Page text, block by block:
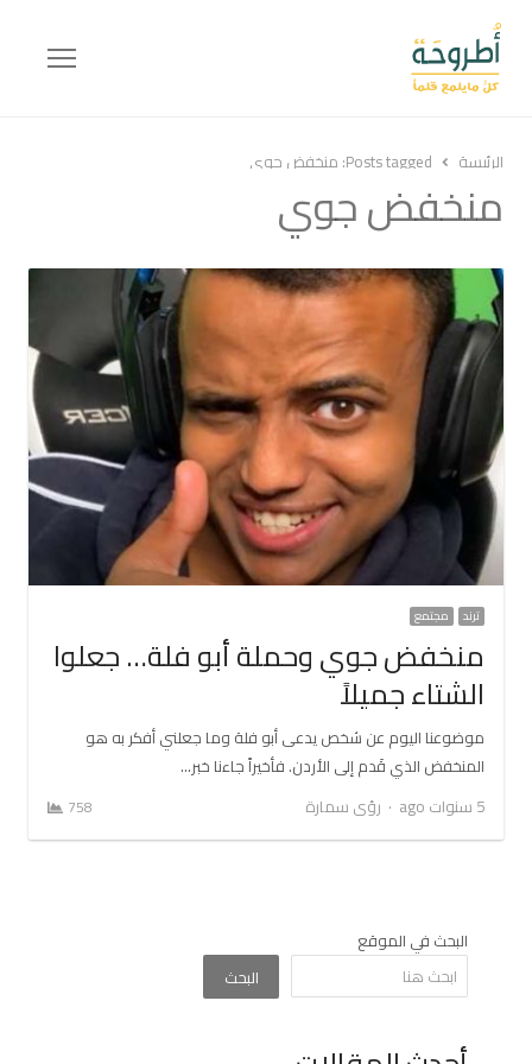
Menu
الرئيسة Posts tagged: منخفض جوي
منخفض جوي
ترند مجتمع
منخفض جوي وحملة أبو فلة… جعلوا
الشتاء جميلاً
موضوعنا اليوم عن شخص يدعى أبو فلة وما جعلني أفكر به هو
المنخفض الذي قَدم إلى الأردن. فأخيراً جاءنا خبر…
5 سنوات ago
Author
رؤى سمارة 758
البحث في الموقع
البحث